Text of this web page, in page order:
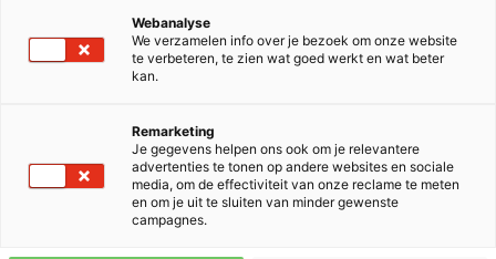
Webanalyse
We verzamelen info over je bezoek om onze website
te verbeteren, te zien wat goed werkt en wat beter
kan.
Remarketing
Je gegevens helpen ons ook om je relevantere
advertenties te tonen op andere websites en sociale
media, om de effectiviteit van onze reclame te meten
en om je uit te sluiten van minder gewenste
campagnes.